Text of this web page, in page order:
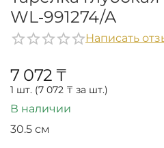
WL‑991274/A
Написать
7 072 ₸
1 шт. (7 072 ₸ за шт.)
В наличии
30.5 см